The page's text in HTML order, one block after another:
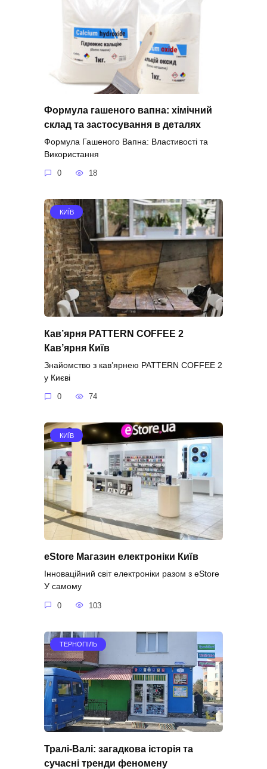
Формула гашеного вапна: хімічний
склад та застосування в деталях
Формула Гашеного Вапна: Властивості та
Використання
0 18
КИЇВ
Кав’ярня PATTERN COFFEE 2
Кав’ярня Київ
Знайомство з кав’ярнею PATTERN COFFEE 2
у Києві
0 74
КИЇВ
eStore Магазин електроніки Київ
Інноваційний світ електроніки разом з eStore
У самому
0 103
ТЕРНОПІЛЬ
Тралі-Валі: загадкова історія та
сучасні тренди феномену